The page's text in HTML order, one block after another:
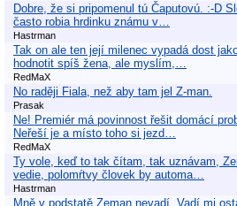
Dobre, že si pripomenul tú Čaputovú. :-D
často robia hrdinku známu v…
Hastrman
Tak on ale ten její milenec vypadá dost
hodnotit spíš žena, ale myslím,…
RedMaX
No raději Fiala, než aby tam jel Z-man.
Prasak
Ne! Premiér má povinnost řešit domácí
Neřeší je a místo toho si jezd…
RedMaX
Ty vole, keď to tak čítam, tak uznávam,
vedie, polomŕtvy človek by automa…
Hastrman
Mně v podstatě Zeman nevadí. Vadí mi